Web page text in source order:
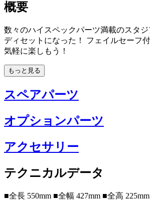
概要
数々のハイスペックパーツ満載のスタ
ディセットになった！ フェイルセーフ付
気軽に楽しもう！
もっと見る
スペアパーツ
オプションパーツ
アクセサリー
テクニカルデータ
■全長 550mm ■全幅 427mm ■全高